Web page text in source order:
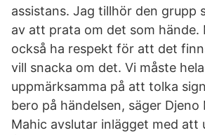
assistans. Jag tillhör den grupp
av att prata om det som hände.
också ha respekt för att det
vill snacka om det. Vi måste
uppmärksamma på att tolka
bero på händelsen, säger Djeno
Mahic avslutar inlägget med att